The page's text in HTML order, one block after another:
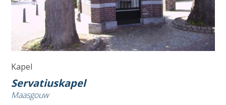
Kapel
Servatiuskapel
Maasgouw